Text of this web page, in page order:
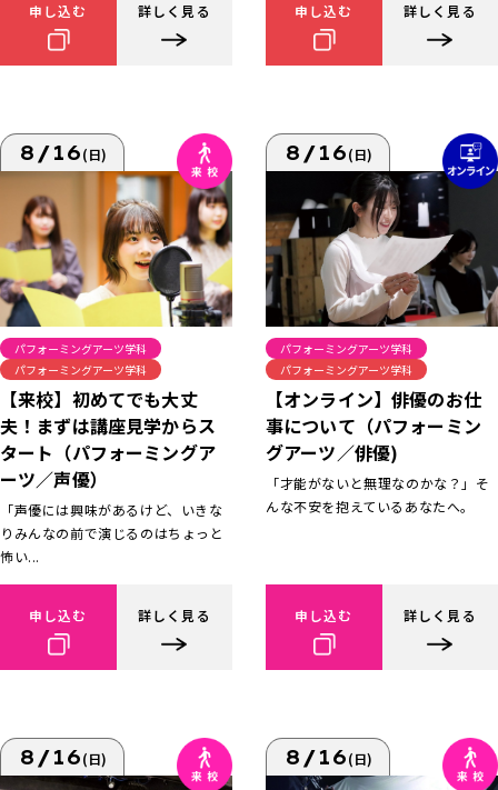
申し込む 詳しく見る 申し込む 詳しく見る
8/16(日)
パフォーミングアーツ学科
パフォーミングアーツ学科
【来校】初めてでも大丈
夫！まずは講座見学からス
タート（パフォーミングア
ーツ／声優）
「声優には興味があるけど、いきな
りみんなの前で演じるのはちょっと
怖い...
申し込む 詳しく見る
8/16(日)
パフォーミングアーツ学科
パフォーミングアーツ学科
【オンライン】俳優のお仕
事について（パフォーミン
グアーツ／俳優)
「才能がないと無理なのかな？」そ
んな不安を抱えているあなたへ。
申し込む 詳しく見る
8/16(日) 8/16(日)